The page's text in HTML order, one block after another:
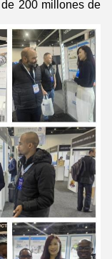
200 millones de